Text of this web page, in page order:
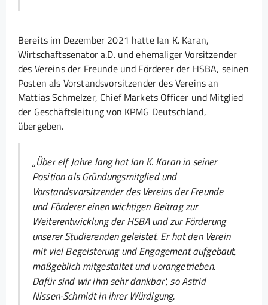
Bereits im Dezember 2021 hatte Ian K. Karan,
Wirtschaftssenator a.D. und ehemaliger Vorsitzender
des Vereins der Freunde und Förderer der HSBA, seinen
Posten als Vorstandsvorsitzender des Vereins an
Mattias Schmelzer, Chief Markets Officer und Mitglied
der Geschäftsleitung von KPMG Deutschland,
übergeben.
„Über elf Jahre lang hat Ian K. Karan in seiner
Position als Gründungsmitglied und
Vorstandsvorsitzender des Vereins der Freunde
und Förderer einen wichtigen Beitrag zur
Weiterentwicklung der HSBA und zur Förderung
unserer Studierenden geleistet. Er hat den Verein
mit viel Begeisterung und Engagement aufgebaut,
maßgeblich mitgestaltet und vorangetrieben.
Dafür sind wir ihmsehrdankbar", so Astrid
Nissen-Schmidt in ihrer Würdigung.